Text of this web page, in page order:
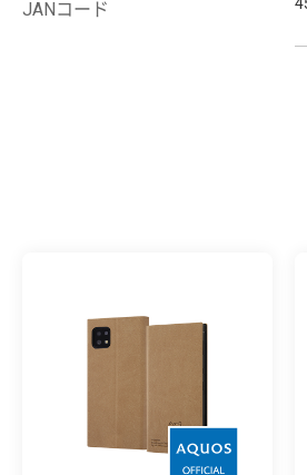
JANコード